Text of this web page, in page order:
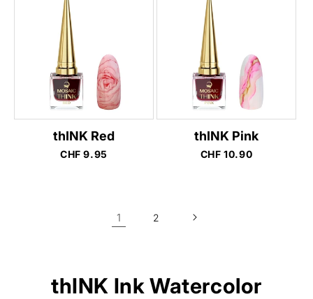
thINK Red
Normaler
CHF 9.95
thINK Pink
Normaler
CHF 10.90
1 2
thINK Ink Watercolor